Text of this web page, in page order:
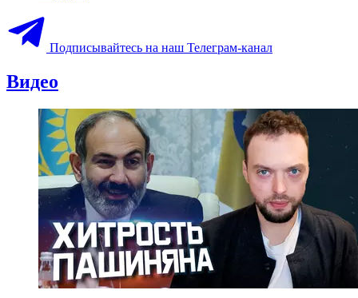
Подписывайтесь на наш Телеграм-канал
Видео